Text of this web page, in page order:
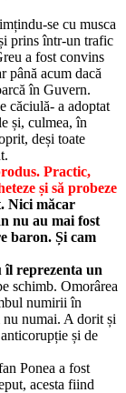
se cu musca
prins într-un trafic
a fost convins
până acum dacă
în Guvern.
căciulă- a adoptat
și, culmea, în
deși toate
Practic,
și să probeze
Nici măcar
nu au mai fost
baron. Și cam
îl reprezenta un
schimb. Omorârea
numirii în
numai. A dorit și
și de
Ponea a fost
acesta fiind